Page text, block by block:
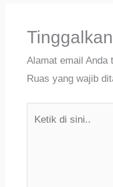
Alamat email Anda
Ruas yang wajib